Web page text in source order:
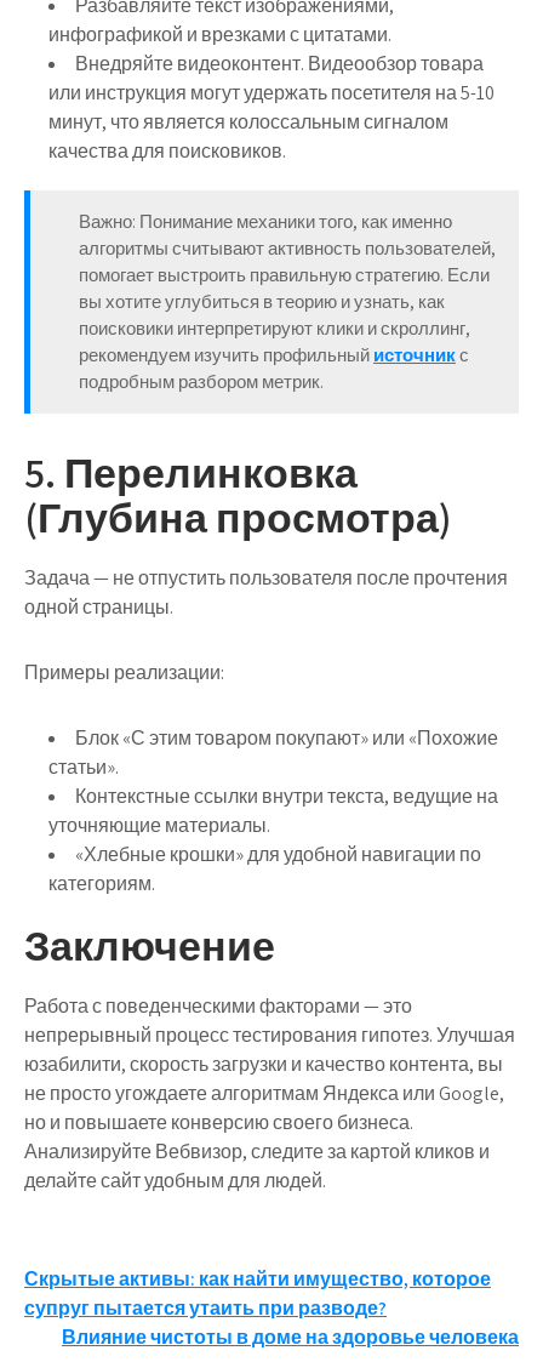
Разбавляйте текст изображениями,
инфографикой и врезками с цитатами.
Внедряйте видеоконтент. Видеообзор товара
или инструкция могут удержать посетителя на 5-10
минут, что является колоссальным сигналом
качества для поисковиков.
Важно: Понимание механики того, как именно
алгоритмы считывают активность пользователей,
помогает выстроить правильную стратегию. Если
вы хотите углубиться в теорию и узнать, как
поисковики интерпретируют клики и скроллинг,
рекомендуем изучить профильный источникс
подробным разбором метрик.
5. Перелинковка
(Глубина просмотра)
Задача — не отпустить пользователя после прочтения
одной страницы.
Примеры реализации:
Блок «С этим товаром покупают» или «Похожие
статьи».
Контекстные ссылки внутри текста, ведущие на
уточняющие материалы.
«Хлебные крошки» для удобной навигации по
категориям.
Заключение
Работа с поведенческими факторами — это
непрерывный процесс тестирования гипотез. Улучшая
юзабилити, скорость загрузки и качество контента, вы
не просто угождаете алгоритмам Яндекса или Google,
но и повышаете конверсию своего бизнеса.
Анализируйте Вебвизор, следите за картой кликов и
делайте сайт удобным для людей.
Навигация
по
Скрытые активы: как найти имущество, которое
супруг пытается утаить при разводе?
Влияние чистоты в доме на здоровье человека